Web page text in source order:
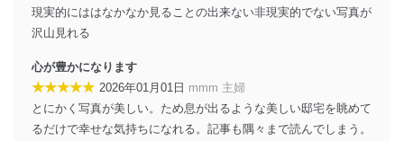
外部からの不正アクセス等の防止
個人データを取り扱う機器等のオペレーティング
個人データを取り扱う機器等にセキュリティ対策
ソフトウェア等を導入し、自動更新 機能等の活用
により、これを最新状態としています。
情報システムの使用に伴う漏洩等の防止
現実的にははなかなか見ることの出来ない非現実的でない写真が
沢山見れる
心が豊かになります
★★★★★ 2026年01月01日 mmm 主婦
とにかく写真が美しい。ため息が出るような美しい邸宅を眺めて
るだけで幸せな気持ちになれる。記事も隅々まで読んでしまう。